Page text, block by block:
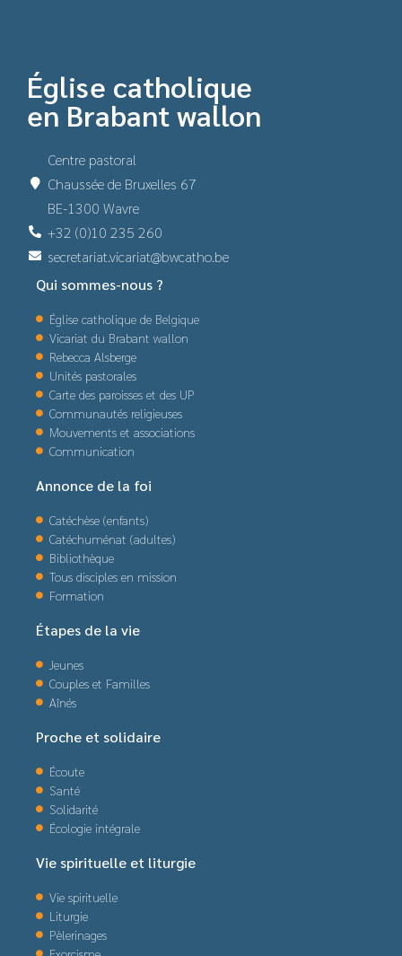
Église catholique
en Brabant wallon
Centre pastoral
Chaussée de Bruxelles 67
BE-1300 Wavre
+32 (0)10 235 260
secretariat.vicariat@bwcatho.be
Qui sommes-nous ?
Église catholique de Belgique
Vicariat du Brabant wallon
Rebecca Alsberge
Unités pastorales
Carte des paroisses et des UP
Communautés religieuses
Mouvements et associations
Communication
Annonce de la foi
Catéchèse (enfants)
Catéchuménat (adultes)
Bibliothèque
Tous disciples en mission
Formation
Étapes de la vie
Jeunes
Couples et Familles
Aînés
Proche et solidaire
Écoute
Santé
Solidarité
Écologie intégrale
Vie spirituelle et liturgie
Vie spirituelle
Liturgie
Pèlerinages